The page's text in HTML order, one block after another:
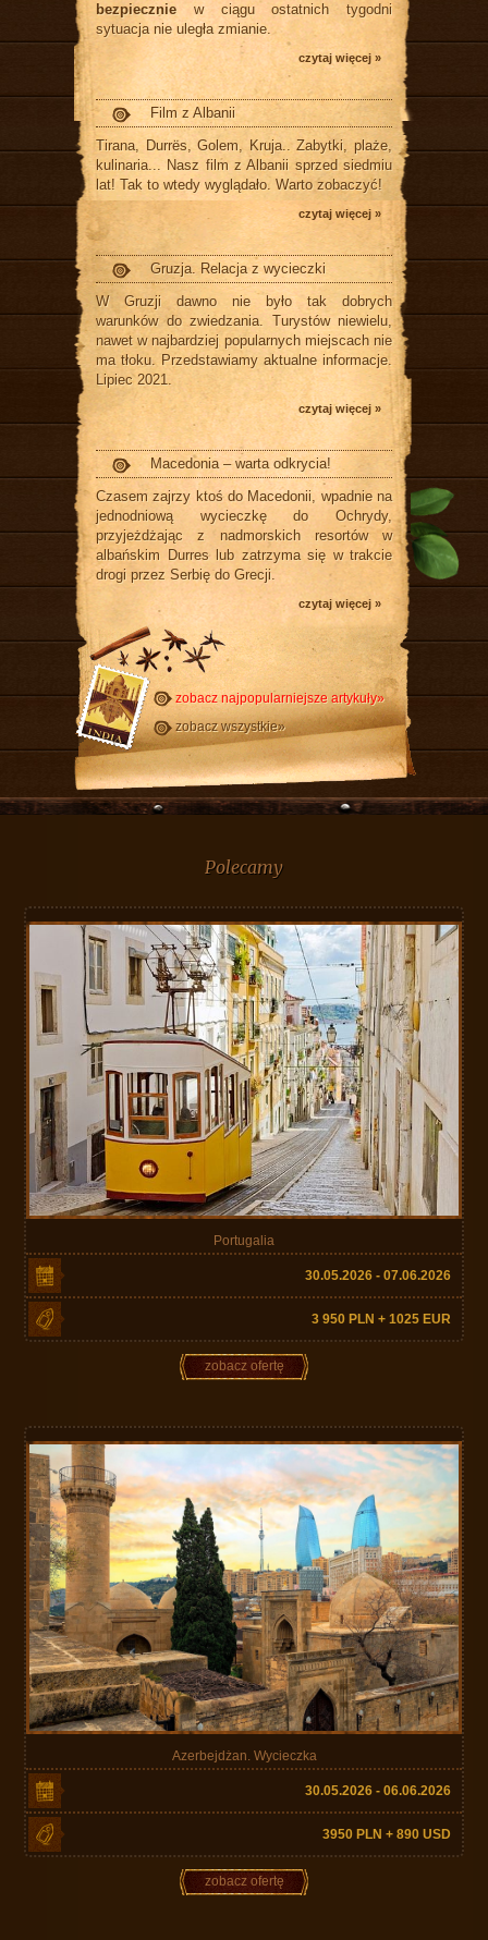
bezpiecznie w ciągu ostatnich tygodni
sytuacja nie uległa zmianie.
czytaj więcej »
Film z Albanii
Tirana, Durrës, Golem, Kruja.. Zabytki, plaże,
kulinaria... Nasz film z Albanii sprzed siedmiu
lat! Tak to wtedy wyglądało. Warto zobaczyć!
czytaj więcej »
Gruzja. Relacja z wycieczki
W Gruzji dawno nie było tak dobrych
warunków do zwiedzania. Turystów niewielu,
nawet w najbardziej popularnych miejscach nie
ma tłoku. Przedstawiamy aktualne informacje.
Lipiec 2021.
czytaj więcej »
Macedonia – warta odkrycia!
Czasem zajrzy ktoś do Macedonii, wpadnie na
jednodniową wycieczkę do Ochrydy,
przyjeżdżając z nadmorskich resortów w
albańskim Durres lub zatrzyma się w trakcie
drogi przez Serbię do Grecji.
czytaj więcej »
zobacz najpopularniejsze artykuły»
zobacz wszystkie»
Polecamy
Portugalia
30.05.2026 - 07.06.2026
3 950 PLN + 1025 EUR
zobacz ofertę
Azerbejdżan. Wycieczka
30.05.2026 - 06.06.2026
3950 PLN + 890 USD
zobacz ofertę